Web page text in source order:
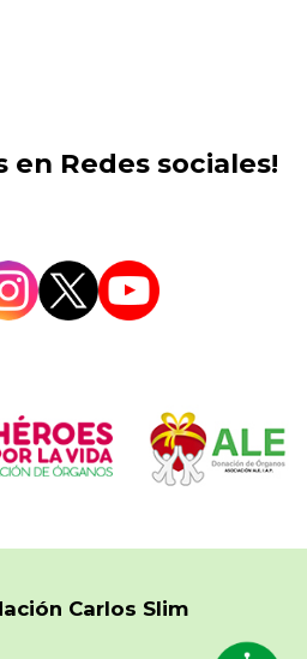
en Redes sociales!
Carlos Slim